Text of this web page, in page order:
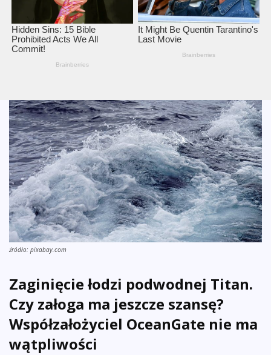
źródło: pixabay.com
Zaginięcie łodzi podwodnej Titan.
Czy załoga ma jeszcze szansę?
Współzałożyciel OceanGate nie ma
wątpliwości